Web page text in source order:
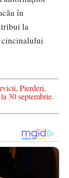
în
la
cincinalului
Pierderi,
30 septembrie.